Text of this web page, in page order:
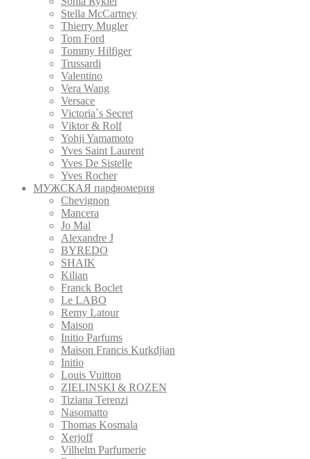
Stella McCartney
Thierry Mugler
Tom Ford
Tommy Hilfiger
Trussardi
Valentino
Vera Wang
Versace
Victoria`s Secret
Viktor & Rolf
Yohji Yamamoto
Yves Saint Laurent
Yves De Sistelle
Yves Rocher
МУЖСКАЯ парфюмерия
Chevignon
Mancera
Jo Mal
Alexandre J
BYREDO
SHAIK
Kilian
Franck Boclet
Le LABO
Remy Latour
Maison
Initio Parfums
Maison Francis Kurkdjian
Initio
Louis Vuitton
ZIELINSKI & ROZEN
Tiziana Terenzi
Nasomatto
Thomas Kosmala
Xerjoff
Vilhelm Parfumerie